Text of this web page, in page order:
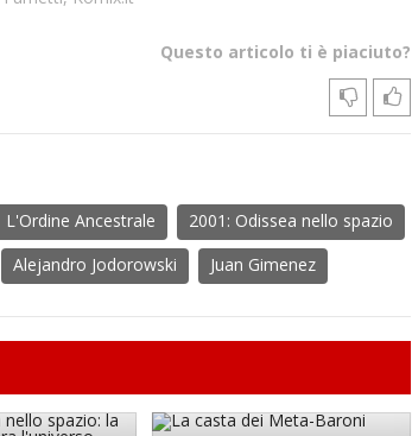
Questo articolo ti è piaciuto?
L'Ordine Ancestrale
2001: Odissea nello spazio
Alejandro Jodorowski Juan Gimenez